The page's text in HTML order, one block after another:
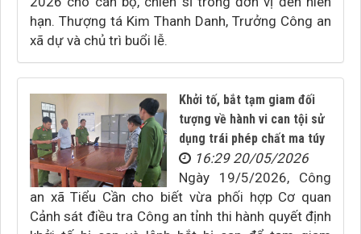
hạn. Thượng tá Kim Thanh Danh, Trưởng Công an
xã dự và chủ trì buổi lễ.
Khởi tố, bắt tạm giam đối
tượng về hành vi can tội sử
dụng trái phép chất ma túy
16:29 20/05/2026
Ngày 19/5/2026, Công
an xã Tiểu Cần cho biết vừa phối hợp Cơ quan
Cảnh sát điều tra Công an tỉnh thi hành quyết định